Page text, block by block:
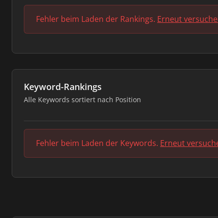
Fehler beim Laden der Rankings. Erneut
Keyword-Rankings
Alle Keywords sortiert nach Position
Fehler beim Laden der Keywords. Erneut